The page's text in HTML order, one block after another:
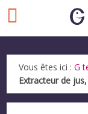
Vous êtes ici :G
Extracteur de